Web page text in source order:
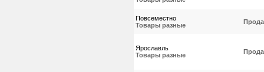
Повсеместно
Товары разные
Ярославль
Товары разные